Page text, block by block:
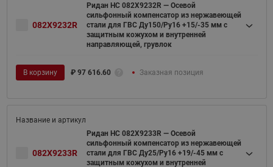
082X9232R
Ридан НС 082X9232R — Осевой
сильфонный компенсатор из нержавеющей
стали для ГВС Ду150/Ру16 +15/-35 мм с
защитным кожухом и внутренней
направляющей, грувлок
В корзину ₽ 97 616.60 Заказная позиция
082X9233R
Ридан НС 082X9233R — Осевой
сильфонный компенсатор из нержавеющей
стали для ГВС Ду25/Ру16 +19/-45 мм с
защитным кожухом и внутренней